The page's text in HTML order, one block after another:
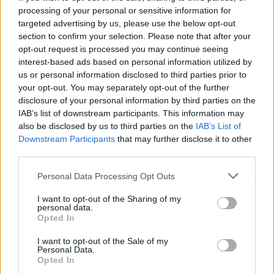
processing of your personal or sensitive information for
targeted advertising by us, please use the below opt-out
section to confirm your selection. Please note that after your
opt-out request is processed you may continue seeing
interest-based ads based on personal information utilized by
us or personal information disclosed to third parties prior to
your opt-out. You may separately opt-out of the further
disclosure of your personal information by third parties on the
IAB’s list of downstream participants. This information may
also be disclosed by us to third parties on the IAB’s List of
Downstream Participants that may further disclose it to other
Personal Data Processing Opt Outs
I want to opt-out of the Sharing of my
personal data.
Opted In
I want to opt-out of the Sale of my
Personal Data.
Opted In
Winchester no era un simple 'malote' cuando
alguien le acusó de sobreactuar, y John
Krasinski respondió con guante de seda a
quienes atacaban a Jim Halpert enThe Office.
Pero el caso de Laurie tiene un punto extra: él
ya no está promocionando la serie; House
terminó hace más de una década.Lo ha hecho
por puro orgullo profesional y, probablemente,
por aburrimiento un domingo.
El zasca, además, llega en un momento en que
está viviendo un nuevo pico gracias a las
plataformas de streaming. La lección: nunca
defender a su criatura, ni siquiera cuando el
fandom ya ha pasado página.